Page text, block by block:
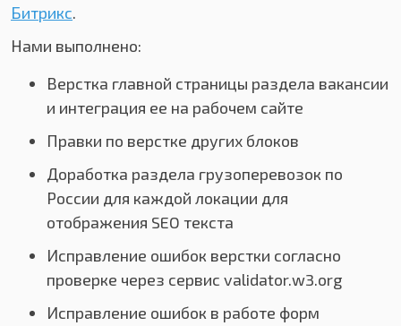
Битрикс.
Нами выполнено:
Верстка главной страницы раздела вакансии
и интеграция ее на рабочем сайте
Правки по верстке других блоков
Доработка раздела грузоперевозок по
России для каждой локации для
отображения SEO текста
Исправление ошибок верстки согласно
проверке через сервис validator.w3.org
Исправление ошибок в работе форм